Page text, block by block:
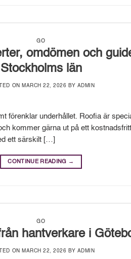
GO
omdömen och
Stockholms län
ON MARCH 22, 2026 BY ADMIN
förenklar underhållet. Roofia är
kommer gärna ut på ett
ett särskilt […]
CONTINUE READING →
GO
hantverkare i
ON MARCH 22, 2026 BY ADMIN